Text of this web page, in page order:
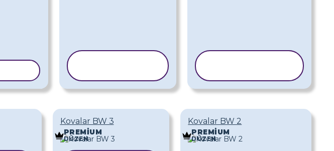
Kovalar BW 3
PREMIUM
DÜZEN
Kovalar BW 2
PREMIUM
DÜZEN